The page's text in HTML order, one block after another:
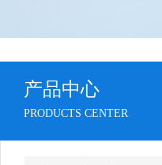
产品中心
PRODUCTS CENTER